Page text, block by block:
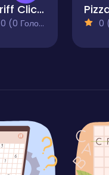
Tariff Clicker 2
0 (0 Голосів) 0